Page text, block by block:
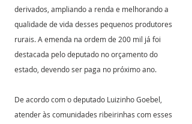
derivados, ampliando a renda e melhorando a
qualidade de vida desses pequenos produtores
rurais. A emenda na ordem de 200 mil já foi
destacada pelo deputado no orçamento do
estado, devendo ser paga no próximo ano.
De acordo com o deputado Luizinho Goebel,
atender às comunidades ribeirinhas com esses